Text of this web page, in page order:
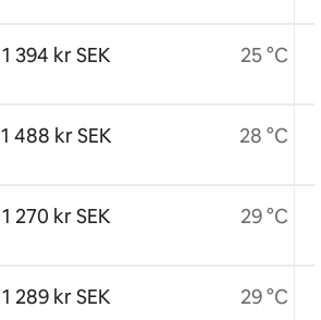
1 394 kr SEK
1 488 kr SEK
1 270 kr SEK
1 289 kr SEK
25 °C
28 °C
29 °C
29 °C